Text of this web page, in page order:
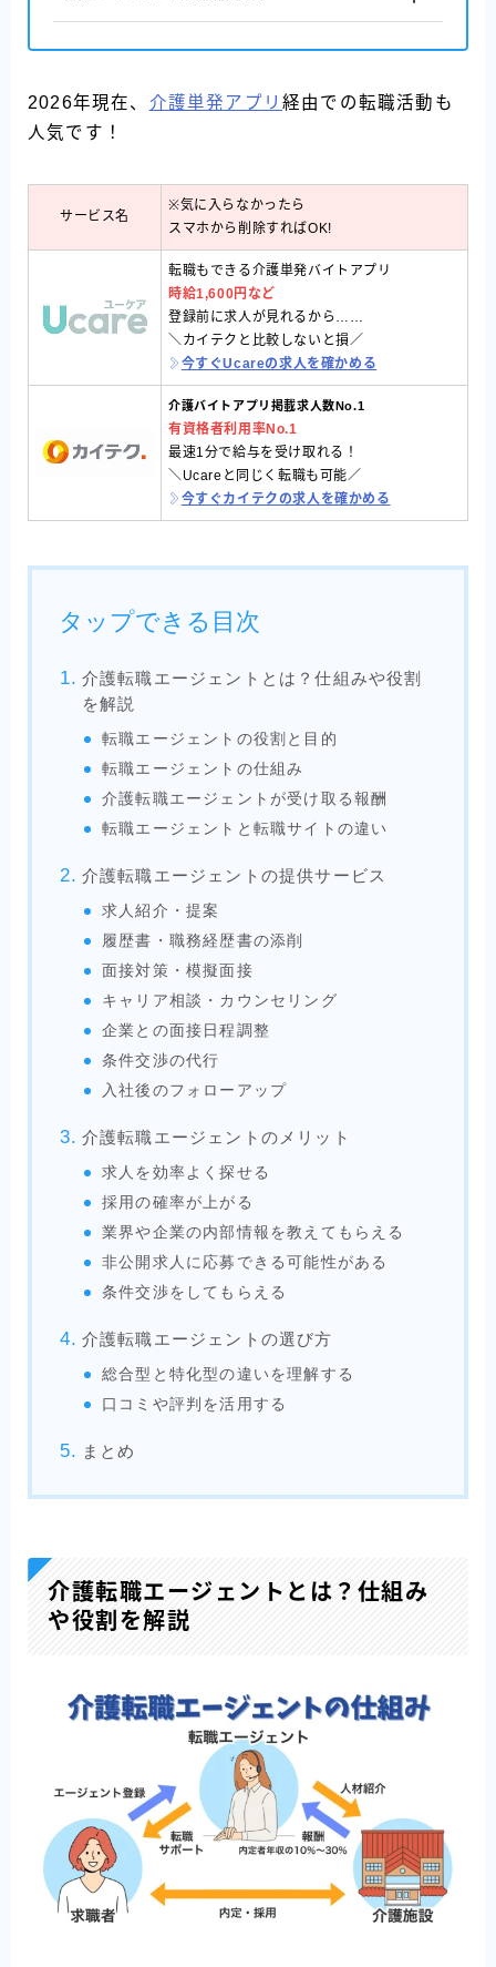
2026年現在、 介護単発アプリ経由での転職活動も
人気です！
サービス名
※気に入らなかったら
スマホから削除すればOK!
転職もできる介護単発バイトアプリ
時給1,600円 など
登録前に求人が見れるから……
＼カイテクと比較しないと損／
今すぐUcareの求人を確かめる
介護バイトアプリ掲載求人数No.1
有資格者利用率No.1
最速1分で給与を受け取れる！
＼Ucareと同じく転職も可能／
今すぐカイテクの求人を確かめる
タップできる目次
介護転職エージェントとは？仕組みや役割
を解説
転職エージェントの役割と目的
転職エージェントの仕組み
介護転職エージェントが受け取る報酬
転職エージェントと転職サイトの違い
介護転職エージェントの提供サービス
求人紹介・提案
履歴書・職務経歴書の添削
面接対策・模擬面接
キャリア相談・カウンセリング
企業との面接日程調整
条件交渉の代行
入社後のフォローアップ
介護転職エージェントのメリット
求人を効率よく探せる
採用の確率が上がる
業界や企業の内部情報を教えてもらえる
非公開求人に応募できる可能性がある
条件交渉をしてもらえる
介護転職エージェントの選び方
総合型と特化型の違いを理解する
口コミや評判を活用する
まとめ
介護転職エージェントとは？仕組み
や役割を解説